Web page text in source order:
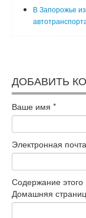
В Запорожье
ДОБАВИТЬ
Ваше имя *
Электронная почта
Содержание
Домашняя